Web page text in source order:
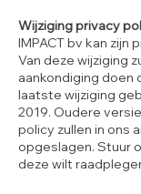
Wijziging privacy
IMPACT bv kan zijn
Van deze wijziging
aankondiging doen
laatste wijziging
2019. Oudere
policy zullen in ons
opgeslagen. Stuur
deze wilt